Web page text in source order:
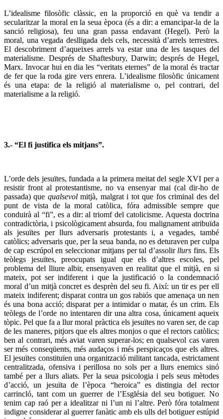
L’idealisme filosòfic clàssic, en la proporció en què va tendir a
secularitzar la moral en la seua època (és a dir: a emancipar-la de la
sanció religiosa), feu una gran passa endavant (Hegel). Però la
moral, una vegada deslligada dels cels, necessità d’arrels terrestres.
El descobriment d’aqueixes arrels va estar una de les tasques del
materialisme. Després de Shaftesbury, Darwin; després de Hegel,
Marx. Invocar hui en dia les “veritats eternes” de la moral és tractar
de fer que la roda gire vers enrera. L’idealisme filosòfic únicament
és una etapa: de la religió al materialisme o, pel contrari, del
materialisme a la religió.
3.- “El fi justifica els mitjans”.
L’orde dels jesuïtes, fundada a la primera meitat del segle XVI per a
resistir front al protestantisme, no va ensenyar mai (cal dir-ho de
passada) que qualsevolmitjà, malgrat i tot que fos criminal des del
punt de vista de la moral catòlica, fóra admissible sempre que
conduirà al “fi”, es a dir: al triomf del catolicisme. Aquesta doctrina
contradictòria, i psicològicament absurda, fou malignament atribuïda
als jesuïtes per llurs adversaris protestants i, a vegades, també
catòlics; adversaris que, per la seua banda, no es deturaven per culpa
de cap escrúpol en seleccionar mitjans per tal d’assolir llurs fins. Els
teòlegs jesuïtes, preocupats igual que els d’altres escoles, pel
problema del lliure albir, ensenyaven en realitat que el mitjà, en si
mateix, pot ser indiferent i que la justificació o la condemnació
moral d’un mitjà concret es desprèn del seu fi. Així: un tir es per ell
mateix indiferent; disparat contra un gos rabiós que amenaça un nen
és una bona acció; disparat per a intimidar o matar, és un crim. Els
teòlegs de l’orde no intentaren dir una altra cosa, únicament aqueix
tòpic. Pel que fa a llur moral pràctica els jesuïtes no varen ser, de cap
de les maneres, pitjors que els altres monjos o que el rectors catòlics;
ben al contrari, més aviat varen superar-los; en qualsevol cas varen
ser més conseqüents, més audaços i més perspicaços que els altres.
El jesuïtes constituïen una organització militant tancada, estrictament
centralitzada, ofensiva i perillosa no sols per a llurs enemics sinó
també per a llurs aliats. Per la seua psicologia i pels seus mètodes
d’acció, un jesuïta de l’època “heroica” es distingia del rector
carrincló, tant com un guerrer de l’Església del seu botiguer. No
tenim cap raó per a idealitzar ni l’un ni l’altre. Però fóra totalment
indigne considerar al guerrer fanàtic amb els ulls del botiguer estúpid